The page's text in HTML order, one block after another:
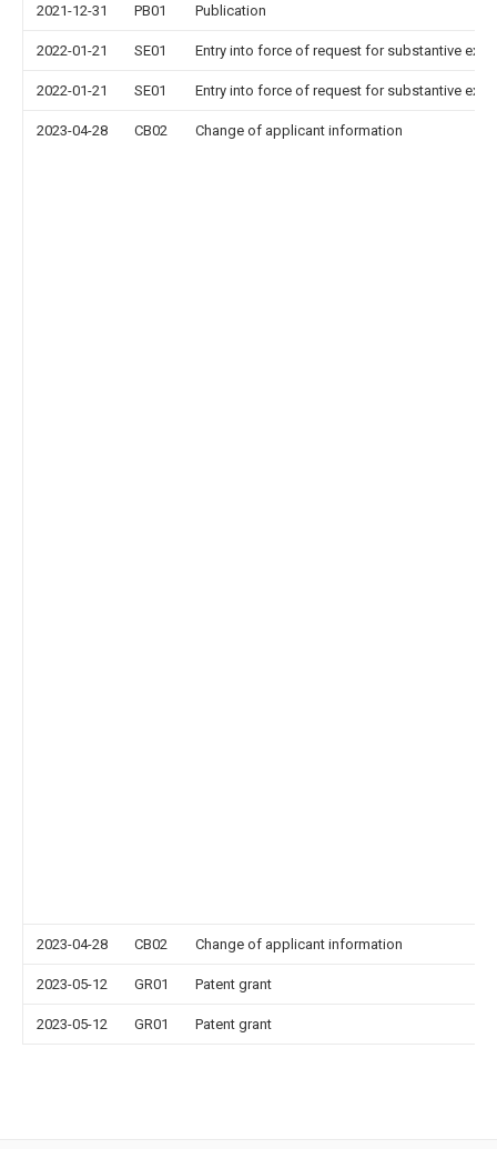
2021-12-31 PB01 Publication
2022-01-21 SE01 Entry into force of request for substantive
2022-01-21 SE01 Entry into force of request for substantive
2023-04-28 CB02 Change of applicant information
2023-04-28 CB02 Change of applicant information
2023-05-12 GR01 Patent grant
2023-05-12 GR01 Patent grant